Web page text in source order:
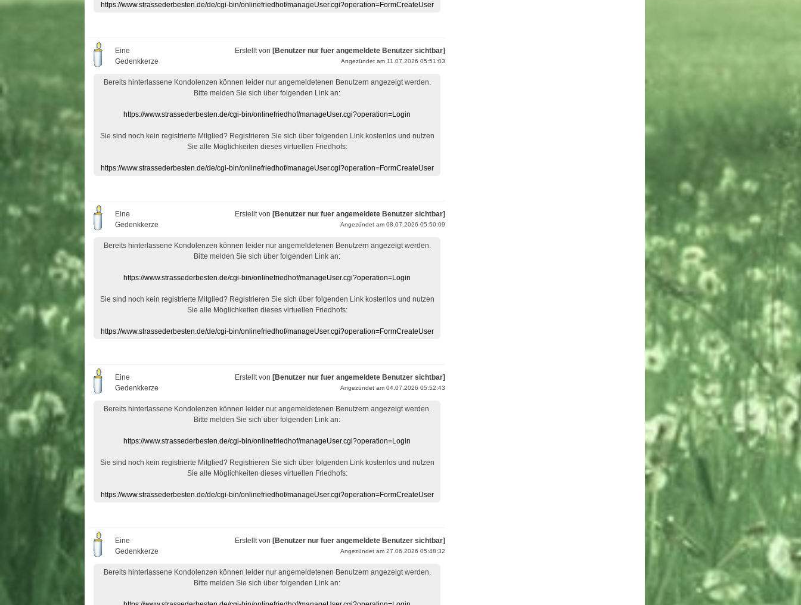
https://www.strassederbesten.de/de/cgi-bin/onlinefriedhof/manageUser.cgi?operation=FormCreateUser
Eine
Gedenkkerze
Erstellt von [Benutzer nur fuer angemeldete Benutzer sichtbar]
Angezündet am 11.07.2026 05:51:03
Bereits hinterlassene Kondolenzen können leider nur angemeldetenen Benutzern angezeigt werden.
Bitte melden Sie sich über folgenden Link an:
https://www.strassederbesten.de/cgi-bin/onlinefriedhof/manageUser.cgi?operation=Login
Sie sind noch kein registrierte Mitglied? Registrieren Sie sich über folgenden Link kostenlos und nutzen
Sie alle Möglichkeiten dieses virtuellen Friedhofs:
https://www.strassederbesten.de/de/cgi-bin/onlinefriedhof/manageUser.cgi?operation=FormCreateUser
Eine
Gedenkkerze
Erstellt von [Benutzer nur fuer angemeldete Benutzer sichtbar]
Angezündet am 08.07.2026 05:50:09
Bereits hinterlassene Kondolenzen können leider nur angemeldetenen Benutzern angezeigt werden.
Bitte melden Sie sich über folgenden Link an:
https://www.strassederbesten.de/cgi-bin/onlinefriedhof/manageUser.cgi?operation=Login
Sie sind noch kein registrierte Mitglied? Registrieren Sie sich über folgenden Link kostenlos und nutzen
Sie alle Möglichkeiten dieses virtuellen Friedhofs:
https://www.strassederbesten.de/de/cgi-bin/onlinefriedhof/manageUser.cgi?operation=FormCreateUser
Eine
Gedenkkerze
Erstellt von [Benutzer nur fuer angemeldete Benutzer sichtbar]
Angezündet am 04.07.2026 05:52:43
Bereits hinterlassene Kondolenzen können leider nur angemeldetenen Benutzern angezeigt werden.
Bitte melden Sie sich über folgenden Link an:
https://www.strassederbesten.de/cgi-bin/onlinefriedhof/manageUser.cgi?operation=Login
Sie sind noch kein registrierte Mitglied? Registrieren Sie sich über folgenden Link kostenlos und nutzen
Sie alle Möglichkeiten dieses virtuellen Friedhofs:
https://www.strassederbesten.de/de/cgi-bin/onlinefriedhof/manageUser.cgi?operation=FormCreateUser
Eine
Gedenkkerze
Erstellt von [Benutzer nur fuer angemeldete Benutzer sichtbar]
Angezündet am 27.06.2026 05:48:32
Bereits hinterlassene Kondolenzen können leider nur angemeldetenen Benutzern angezeigt werden.
Bitte melden Sie sich über folgenden Link an: